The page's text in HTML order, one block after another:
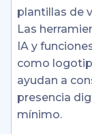
plantillas de
Las
IA y
como
ayudan a
presencia
mínimo.